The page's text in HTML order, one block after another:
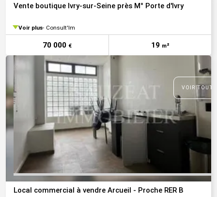
Vente boutique Ivry-sur-Seine près M° Porte d'Ivry
Voir plus Consult'Im
70 000 € 19 m²
VOIR
Local commercial à vendre Arcueil - Proche RER B